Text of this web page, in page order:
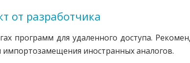
от разработчика
программ для удаленного доступа.
иностранных аналогов.